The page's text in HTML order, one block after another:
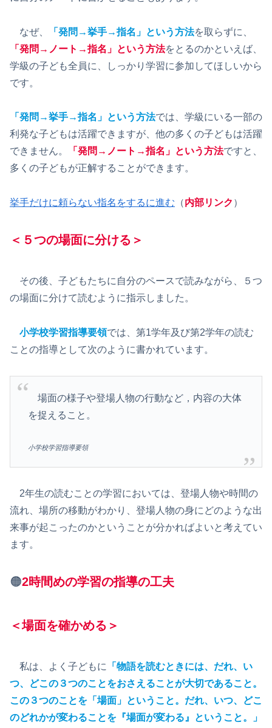
なぜ、 「発問→挙手→指名」という方法を取らずに、
「発問→ノート→指名」という方法をとるのかといえば、
学級の子ども全員に、しっかり学習に参加してほしいから
です。
「発問→挙手→指名」という方法では、学級にいる一部の
利発な子どもは活躍できますが、他の多くの子どもは活躍
できません。
「発問→ノート→指名」という方法ですと、
多くの子どもが正解することができます。
挙手だけに頼らない指名をするに進む （内部リンク ）
＜５つの場面に分ける＞
その後、子どもたちに自分のペースで読みながら、５つ
の場面に分けて読むように指示しました。
小学校学習指導要領では、第1学年及び第2学年の読む
ことの指導として次のように書かれています。
場面の様子や登場人物の行動など，内容の大体
を捉えること。
小学校学習指導要領
2年生の読むことの学習においては、登場人物や時間の
流れ、場所の移動がわかり、登場人物の身にどのような出
来事が起こったのかということが分かればよいと考えてい
ます。
🟠2時間めの学習の指導の工夫
＜場面を確かめる＞
私は、よく子どもに
「物語を読むときには、だれ、い
つ、どこの３つのことをおさえることが大切であること。
この３つのことを「場面」ということ。だれ、いつ、どこ
のどれかが変わることを『場面が変わる』ということ。」